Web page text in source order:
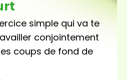
simple qui va te
conjointement
coups de fond de